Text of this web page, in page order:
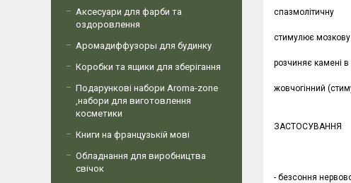
спазмолітичну
стимулює мозкову
розчиняє камені
жовчогінний
ЗАСТОСУВАННЯ
- безсоння
Аксесуари для фарби та
оздоровлення
Аромадиффузоры для будинку
Коробки та ящики для зберігання
Подарункові набори Aroma-zone
,набори для виготовлення
косметики
Книги на французькій мові
Обладнання для виробництва
свічок